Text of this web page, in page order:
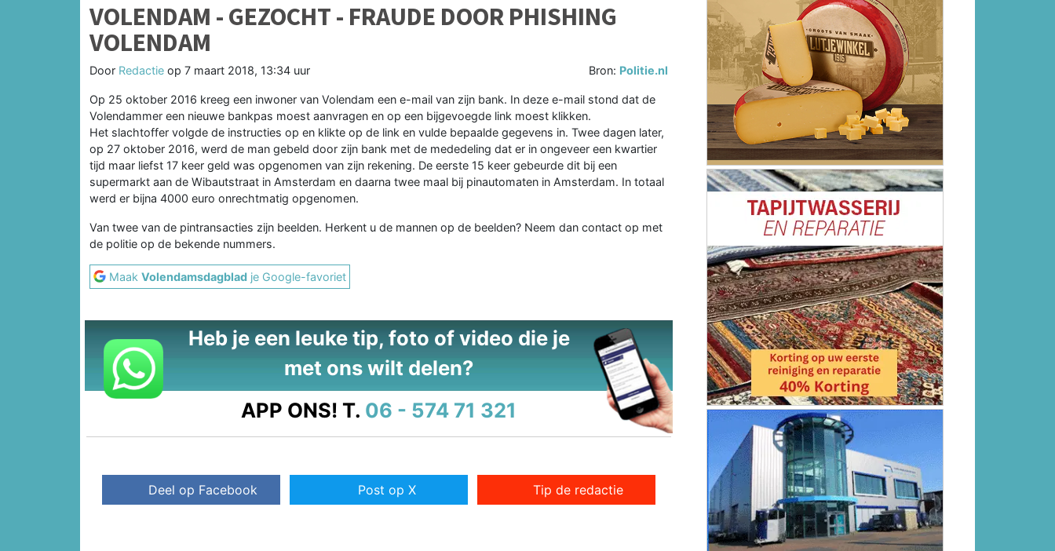
VOLENDAM - GEZOCHT - FRAUDE DOOR PHISHING
VOLENDAM
Door Redactie op 7 maart 2018, 13:34 uur Bron: Politie.nl
Op 25 oktober 2016 kreeg een inwoner van Volendam een e-mail van zijn bank. In deze e-mail stond dat de
Volendammer een nieuwe bankpas moest aanvragen en op een bijgevoegde link moest klikken.
Het slachtoffer volgde de instructies op en klikte op de link en vulde bepaalde gegevens in. Twee dagen later,
op 27 oktober 2016, werd de man gebeld door zijn bank met de mededeling dat er in ongeveer een kwartier
tijd maar liefst 17 keer geld was opgenomen van zijn rekening. De eerste 15 keer gebeurde dit bij een
supermarkt aan de Wibautstraat in Amsterdam en daarna twee maal bij pinautomaten in Amsterdam. In totaal
werd er bijna 4000 euro onrechtmatig opgenomen.
Van twee van de pintransacties zijn beelden. Herkent u de mannen op de beelden? Neem dan contact op met
de politie op de bekende nummers.
Maak Volendamsdagblad je Google-favoriet
Heb je een leuke tip, foto of video die je
met ons wilt delen?
APP ONS! T. 06 - 574 71 321
Deel op Facebook Post op X Tip de redactie